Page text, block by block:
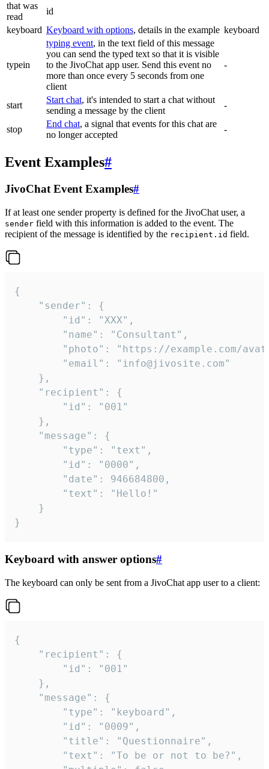
that was
read
id
keyboard Keyboard with options, details in the example keyboard
typein
typing event, in the text field of this message
you can send the typed text so that it is visible
to the JivoChat app user. Send this event no
more than once every 5 seconds from one
client
-
start
Start chat, it's intended to start a chat without
sending a message by the client
-
stop
End chat, a signal that events for this chat are
no longer accepted
-
Event Examples#
JivoChat Event Examples#
If at least one sender property is defined for the JivoChat user, a
sender field with this information is added to the event. The
recipient of the message is identified by the recipient.id field.
{
}
Keyboard with answer options#
The keyboard can only be sent from a JivoChat app user to a client:
{